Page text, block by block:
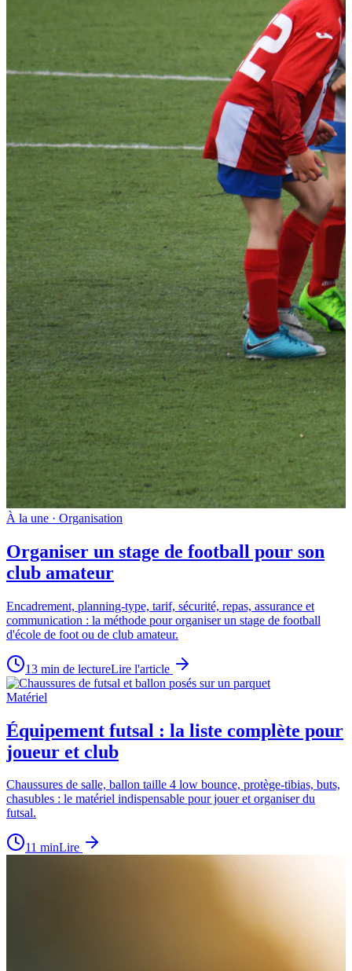
À la une · Organisation
Organiser un stage de football pour son
club amateur
Encadrement, planning-type, tarif, sécurité, repas, assurance et
communication : la méthode pour organiser un stage de football
d'école de foot ou de club amateur.
13 min de lectureLire l'article
Matériel
Équipement futsal : la liste complète pour
joueur et club
Chaussures de salle, ballon taille 4 low bounce, protège-tibias, buts,
chasubles : le matériel indispensable pour jouer et organiser du
futsal.
11 minLire